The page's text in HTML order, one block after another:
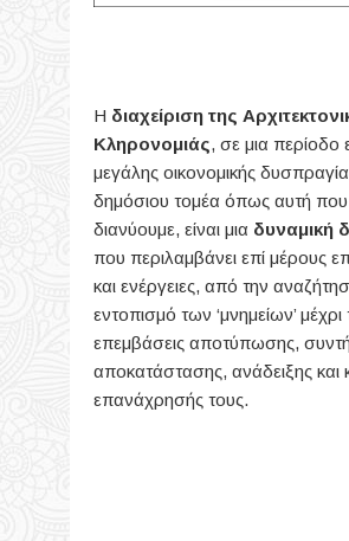
Η διαχείριση της
Κληρονομιάς, σε μια περίοδο
μεγάλης οικονομικής
δημόσιου τομέα όπως αυτή που
διανύουμε, είναι μια δυναμική
που περιλαμβάνει επί μέρους
και ενέργειες, από την
εντοπισμό των ‘μνημείων’ μέχρι
επεμβάσεις αποτύπωσης,
αποκατάστασης, ανάδειξης και
επανάχρησής τους.